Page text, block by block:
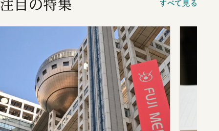
注目の特集 すべて見る